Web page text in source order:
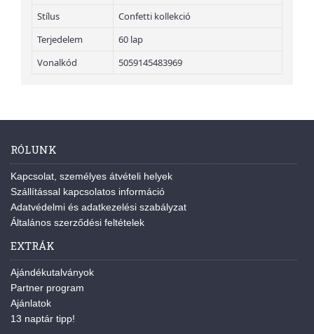
Stílus
Confetti kollekció
Terjedelem
60 lap
Vonalkód
5059145483969
RÓLUNK
Kapcsolat, személyes átvételi helyek
Szállítással kapcsolatos információ
Adatvédelmi és adatkezelési szabályzat
Általános szerződési feltételek
EXTRÁK
Ajándékutalványok
Partner program
Ajánlatok
13 naptár tipp!